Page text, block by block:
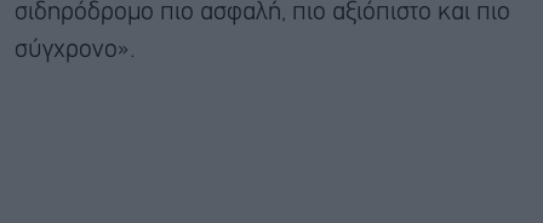
σιδηρόδρομο πιο ασφαλή, πιο αξιόπιστο και πιο
σύγχρονο».